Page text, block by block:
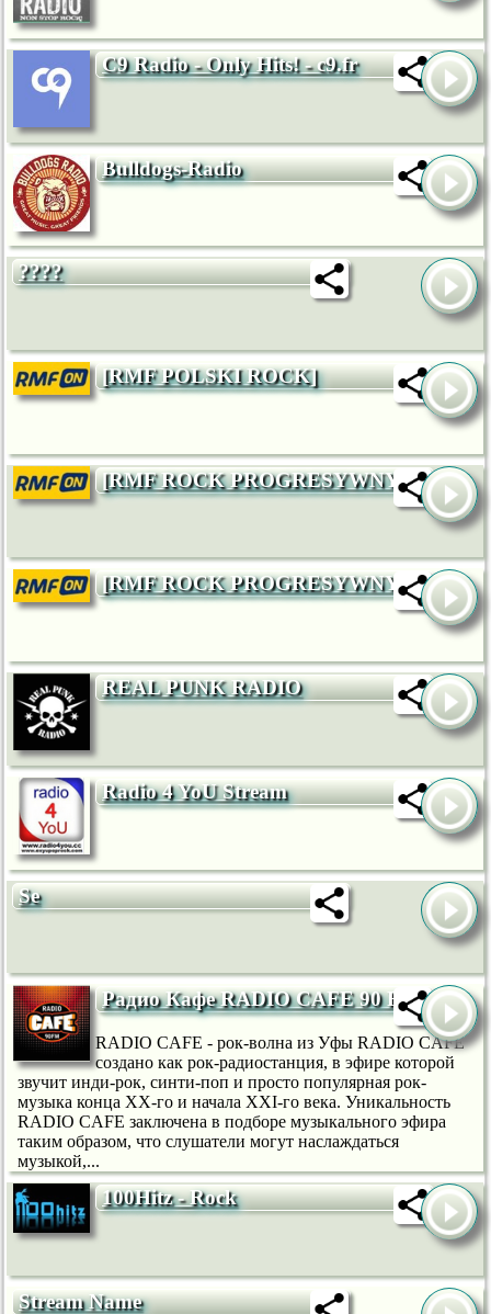
C9 Radio - Only Hits! - c9.fr
Bulldogs-Radio
????
[RMF POLSKI ROCK]
[RMF ROCK PROGRESYWNY]
[RMF ROCK PROGRESYWNY]
REAL PUNK RADIO
Radio 4 YoU Stream
Se
Радио Кафе RADIO CAFE 90 FM
RADIO CAFE - рок-волна из Уфы RADIO CAFE
создано как рок-радиостанция, в эфире которой
звучит инди-рок, синти-поп и просто популярная рок-
музыка конца XX-го и начала XXI-го века. Уникальность
RADIO CAFE заключена в подборе музыкального эфира
таким образом, что слушатели могут наслаждаться
музыкой,...
100Hitz - Rock
Stream Name